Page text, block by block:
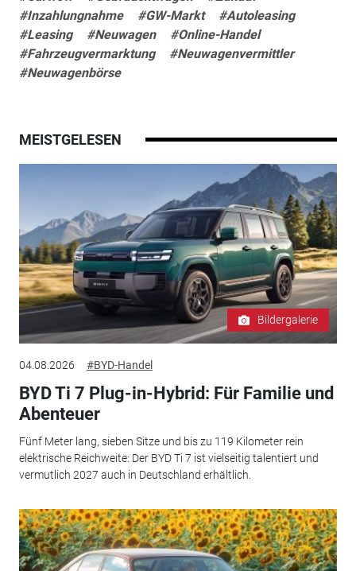
#Inzahlungnahme
#GW-Markt
#Autoleasing
#Leasing
#Neuwagen
#Online-Handel
#Fahrzeugvermarktung
#Neuwagenvermittler
#Neuwagenbörse
MEISTGELESEN
Bildergalerie
04.08.2026 #BYD-Handel
BYD Ti 7 Plug-in-Hybrid: Für Familie und
Abenteuer
Fünf Meter lang, sieben Sitze und bis zu 119 Kilometer rein
elektrische Reichweite: Der BYD Ti 7 ist vielseitig talentiert und
vermutlich 2027 auch in Deutschland erhältlich.